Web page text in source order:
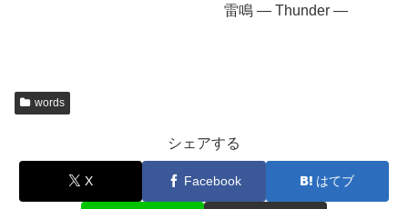
雷鳴 — Thunder —
words
シェアする
X Facebook はてブ